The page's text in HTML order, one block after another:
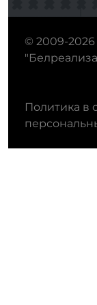
© 2009-
Политика в